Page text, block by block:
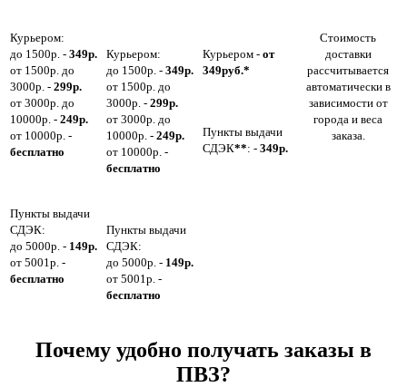
Курьером:
до 1500р. - 349р.
от 1500р. до
3000р. - 299р.
от 3000р. до
10000р. - 249р.
от 10000р. -
бесплатно
Пункты выдачи
СДЭК:
до 5000р. - 149р.
от 5001р. -
бесплатно
Курьером:
до 1500р. - 349р.
от 1500р. до
3000р. - 299р.
от 3000р. до
10000р. - 249р.
от 10000р. -
бесплатно
Пункты выдачи
СДЭК:
до 5000р. - 149р.
от 5001р. -
бесплатно
Курьером - от
349руб.*
Пункты выдачи
СДЭК**: - 349р.
Стоимость
доставки
рассчитывается
автоматически в
зависимости от
города и веса
заказа.
Почему удобно получать заказы в
ПВЗ?